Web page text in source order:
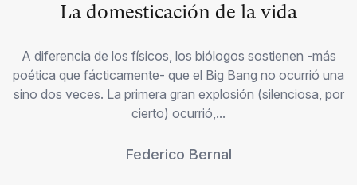
La domesticación de la vida
A diferencia de los físicos, los biólogos sostienen -más
poética que fácticamente- que el Big Bang no ocurrió una
sino dos veces. La primera gran explosión (silenciosa, por
cierto) ocurrió,...
Federico Bernal